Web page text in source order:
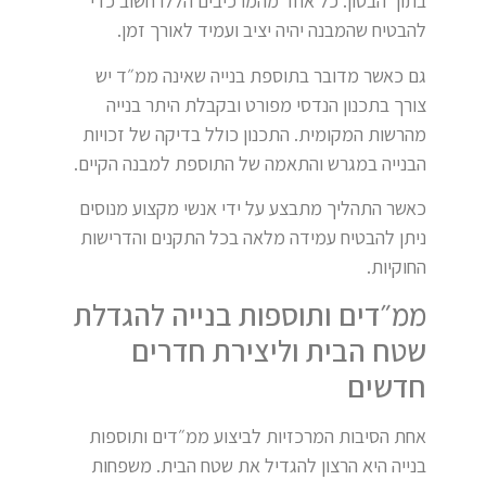
להבטיח שהמבנה יהיה יציב ועמיד לאורך זמן.
גם כאשר מדובר בתוספת בנייה שאינה ממ״ד יש
צורך בתכנון הנדסי מפורט ובקבלת היתר בנייה
מהרשות המקומית. התכנון כולל בדיקה של זכויות
הבנייה במגרש והתאמה של התוספת למבנה הקיים.
כאשר התהליך מתבצע על ידי אנשי מקצוע מנוסים
ניתן להבטיח עמידה מלאה בכל התקנים והדרישות
החוקיות.
ממ״דים ותוספות בנייה להגדלת
שטח הבית וליצירת חדרים
חדשים
אחת הסיבות המרכזיות לביצוע ממ״דים ותוספות
בנייה היא הרצון להגדיל את שטח הבית. משפחות